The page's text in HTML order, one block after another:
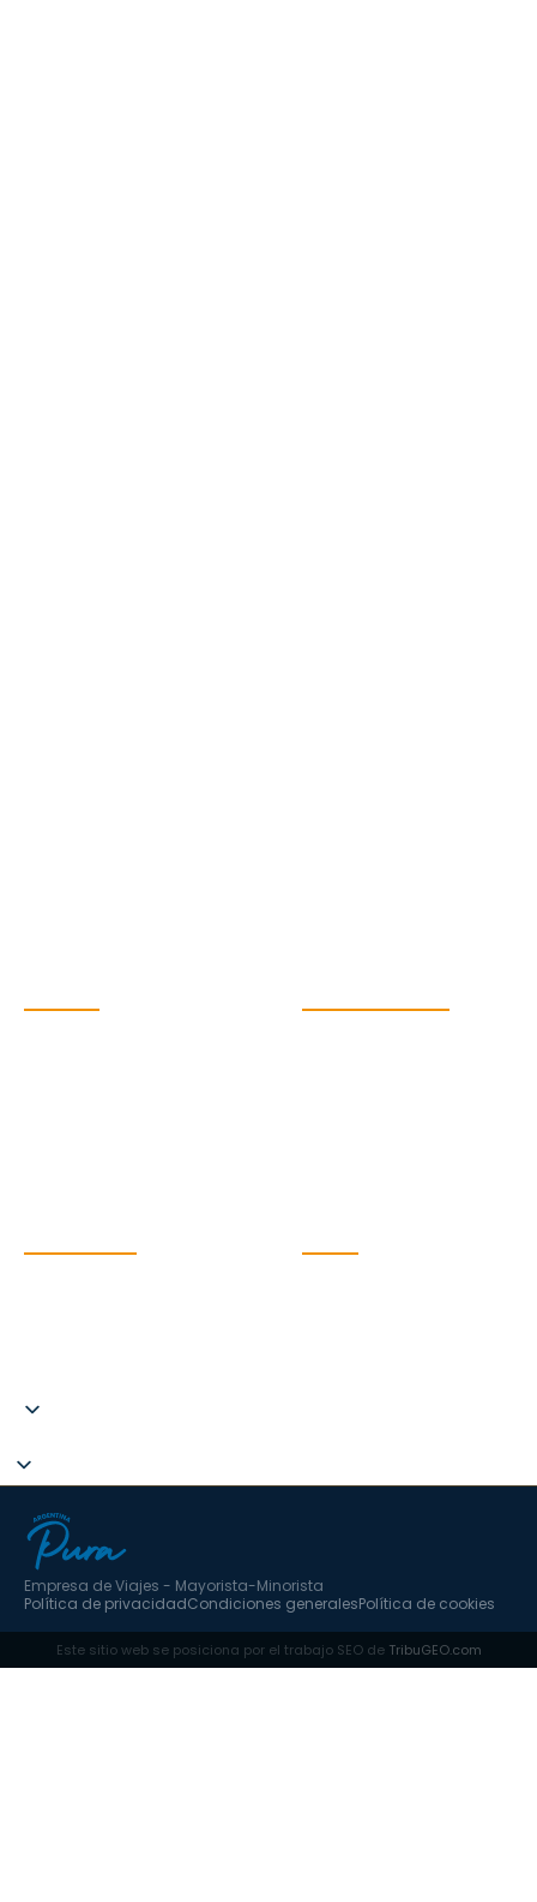
Empresa de Viajes - Mayorista-Minorista
Política de privacidadCondiciones generalesPolítica de cookies
Este sitio web se posiciona por el trabajo SEO de TribuGEO.com